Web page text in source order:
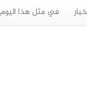
في مثل هذا اليوم